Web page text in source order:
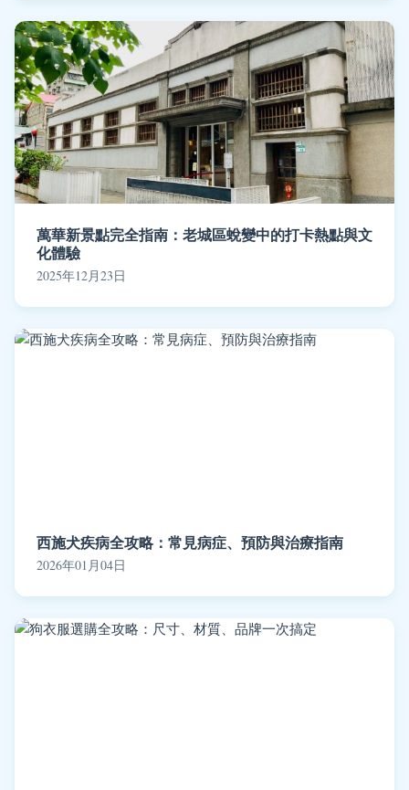
萬華新景點完全指南：老城區蛻變中的打卡熱點與文
化體驗
2025年12月23日
西施犬疾病全攻略：常見病症、預防與治療指南
2026年01月04日